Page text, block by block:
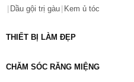
Dầu gội trị gàu Kem ủ tóc
THIẾT BỊ LÀM ĐẸP
CHĂM SÓC RĂNG MIỆNG